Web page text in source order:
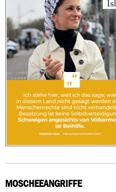
MOSCHEEANGRIFFE